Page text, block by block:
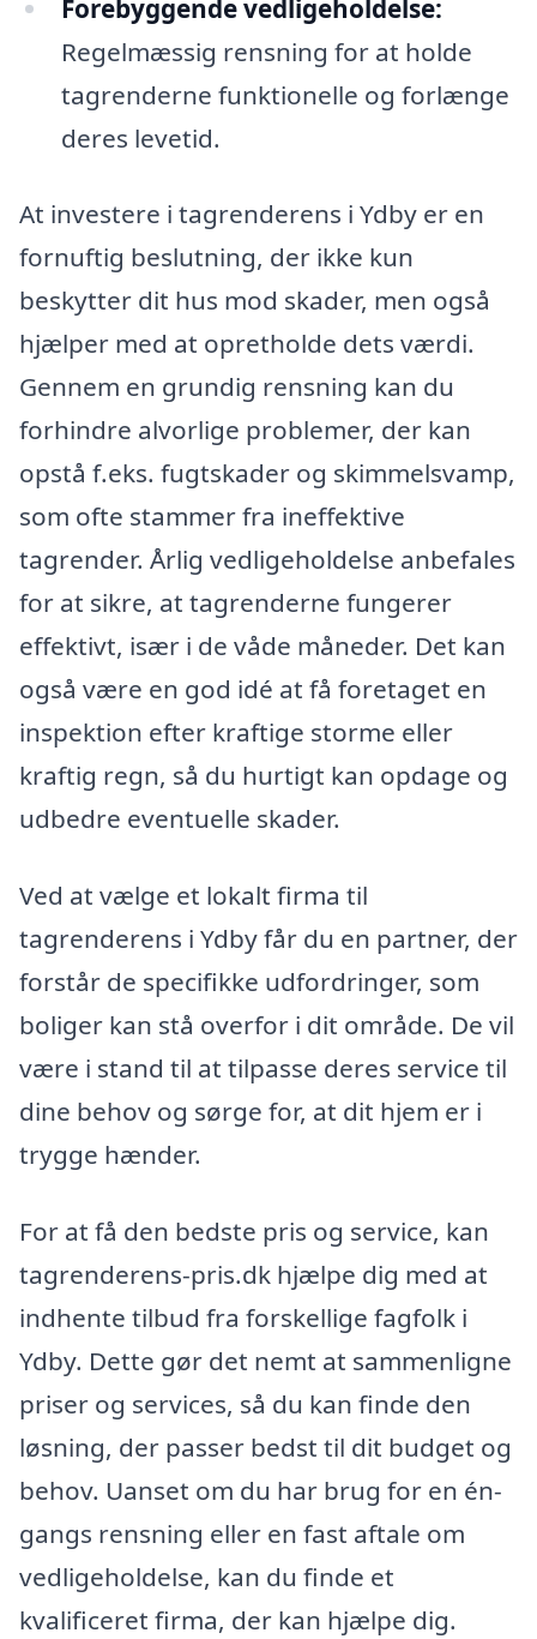
Forebyggende vedligeholdelse:
Regelmæssig rensning for at holde
tagrenderne funktionelle og forlænge
deres levetid.
At investere i tagrenderens i Ydby er en
fornuftig beslutning, der ikke kun
beskytter dit hus mod skader, men også
hjælper med at opretholde dets værdi.
Gennem en grundig rensning kan du
forhindre alvorlige problemer, der kan
opstå f.eks. fugtskader og skimmelsvamp,
som ofte stammer fra ineffektive
tagrender. Årlig vedligeholdelse anbefales
for at sikre, at tagrenderne fungerer
effektivt, især i de våde måneder. Det kan
også være en god idé at få foretaget en
inspektion efter kraftige storme eller
kraftig regn, så du hurtigt kan opdage og
udbedre eventuelle skader.
Ved at vælge et lokalt firma til
tagrenderens i Ydby får du en partner, der
forstår de specifikke udfordringer, som
boliger kan stå overfor i dit område. De vil
være i stand til at tilpasse deres service til
dine behov og sørge for, at dit hjem er i
trygge hænder.
For at få den bedste pris og service, kan
tagrenderens-pris.dk hjælpe dig med at
indhente tilbud fra forskellige fagfolk i
Ydby. Dette gør det nemt at sammenligne
priser og services, så du kan finde den
løsning, der passer bedst til dit budget og
behov. Uanset om du har brug for en én-
gangs rensning eller en fast aftale om
vedligeholdelse, kan du finde et
kvalificeret firma, der kan hjælpe dig.